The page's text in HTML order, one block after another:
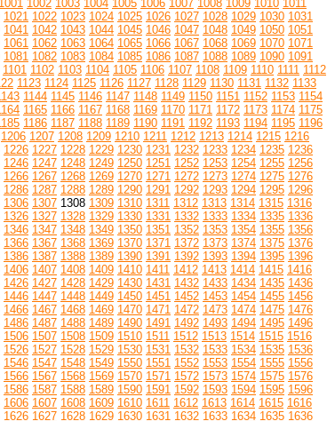
1001 1002 1003 1004 1005 1006 1007 1008 1009 1010 1011
1021 1022 1023 1024 1025 1026 1027 1028 1029 1030 1031
1041 1042 1043 1044 1045 1046 1047 1048 1049 1050 1051
1061 1062 1063 1064 1065 1066 1067 1068 1069 1070 1071
1081 1082 1083 1084 1085 1086 1087 1088 1089 1090 1091
1101 1102 1103 1104 1105 1106 1107 1108 1109 1110 1111 1112
1123 1124 1125 1126 1127 1128 1129 1130 1131 1132 1133
1144 1145 1146 1147 1148 1149 1150 1151 1152 1153 1154
1165 1166 1167 1168 1169 1170 1171 1172 1173 1174 1175
1186 1187 1188 1189 1190 1191 1192 1193 1194 1195 1196
1206 1207 1208 1209 1210 1211 1212 1213 1214 1215 1216
1226 1227 1228 1229 1230 1231 1232 1233 1234 1235 1236
1246 1247 1248 1249 1250 1251 1252 1253 1254 1255 1256
1266 1267 1268 1269 1270 1271 1272 1273 1274 1275 1276
1286 1287 1288 1289 1290 1291 1292 1293 1294 1295 1296
1306 1307 1308 1309 1310 1311 1312 1313 1314 1315 1316
1326 1327 1328 1329 1330 1331 1332 1333 1334 1335 1336
1346 1347 1348 1349 1350 1351 1352 1353 1354 1355 1356
1366 1367 1368 1369 1370 1371 1372 1373 1374 1375 1376
1386 1387 1388 1389 1390 1391 1392 1393 1394 1395 1396
1406 1407 1408 1409 1410 1411 1412 1413 1414 1415 1416
1426 1427 1428 1429 1430 1431 1432 1433 1434 1435 1436
1446 1447 1448 1449 1450 1451 1452 1453 1454 1455 1456
1466 1467 1468 1469 1470 1471 1472 1473 1474 1475 1476
1486 1487 1488 1489 1490 1491 1492 1493 1494 1495 1496
1506 1507 1508 1509 1510 1511 1512 1513 1514 1515 1516
1526 1527 1528 1529 1530 1531 1532 1533 1534 1535 1536
1546 1547 1548 1549 1550 1551 1552 1553 1554 1555 1556
1566 1567 1568 1569 1570 1571 1572 1573 1574 1575 1576
1586 1587 1588 1589 1590 1591 1592 1593 1594 1595 1596
1606 1607 1608 1609 1610 1611 1612 1613 1614 1615 1616
1626 1627 1628 1629 1630 1631 1632 1633 1634 1635 1636